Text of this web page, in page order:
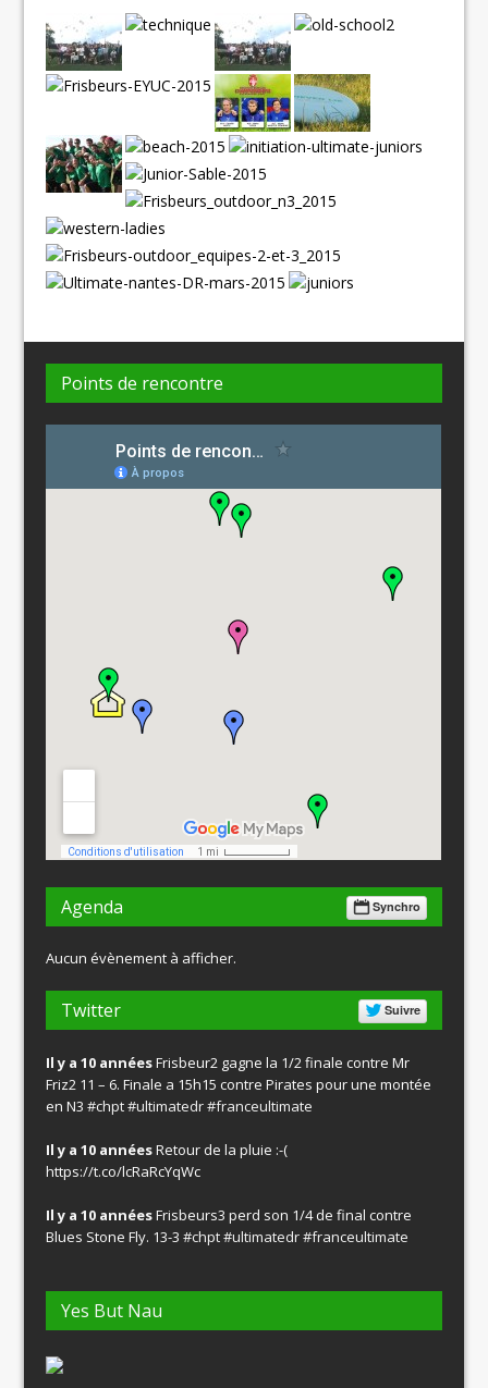
Points de rencontre
Agenda Synchro
Aucun évènement à afficher.
Twitter Suivre
Il y a 10 annéesFrisbeur2 gagne la 1/2 finale contre Mr
Friz2 11 – 6. Finale a 15h15 contre Pirates pour une montée
en N3#chpt#ultimatedr#franceultimate
Il y a 10 annéesRetour de la pluie :-(
https://t.co/lcRaRcYqWc
Il y a 10 annéesFrisbeurs3 perd son 1/4 de final contre
Blues Stone Fly. 13-3#chpt#ultimatedr#franceultimate
Yes But Nau